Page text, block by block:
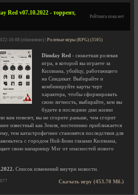
Red v07.10.2022 - торрент,
Рейтинга пока нет
10-08 (обновлено) | Ролевые игры (RPG) (3505)
Dimday Red - сюжетная ролевая
игра, в которой вы играете за
Киллиана, убийцу, работающего
на Синдикат. Выбирайте и
комбинируйте карты черт
характера, чтобы сформировать
свою личность, выбирайте, кем вы
будете в последние дни жизни
вам повезет, вы не сгорите раньше, чем сгорит
известный как Земля, постепенно приближается
тем катастрофичнее становятся последствия для
с городом Ной-Бонн глазами Киллиана,
свою напарницу Мэг от опасностей нового
Список изменений внутри новости.
Скачать игру (453.70 Мб.)